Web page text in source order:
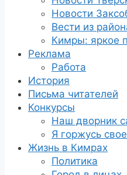
Новости
Вести из
Кимры: яркое
Реклама
Работа
История
Письма читателей
Конкурсы
Наш дворник
Я горжусь
Жизнь в Кимрах
Политика